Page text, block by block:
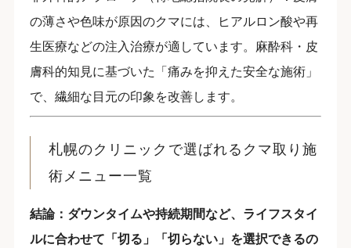
の薄さや色味が原因のクマには、ヒアルロン酸や再
生医療などの注入治療が適しています。麻酔科・皮
膚科的知見に基づいた「痛みを抑えた安全な施術」
で、繊細な目元の印象を改善します。
札幌のクリニックで選ばれるクマ取り施
術メニュー一覧
結論：ダウンタイムや持続期間など、ライフスタイ
ルに合わせて「切る」「切らない」を選択できるの